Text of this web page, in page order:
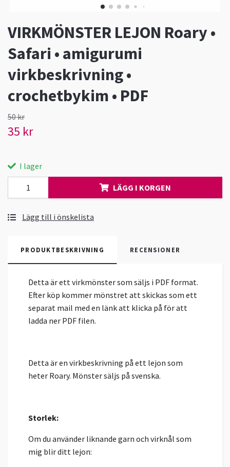
VIRKMÖNSTER LEJON Roary •
Safari • amigurumi
virkbeskrivning •
crochetbykim • PDF
50 kr
35 kr
I lager
LÄGG I KORGEN
Lägg till i önskelista
PRODUKTBESKRIVNING RECENSIONER
Detta är ett virkmönster som säljs i PDF format.
Efter köp kommer mönstret att skickas som ett
separat mail med en länk att klicka på för att
ladda ner PDF filen.
Detta är en virkbeskrivning på ett lejon som
heter Roary. Mönster säljs på svenska.
Storlek:
Om du använder liknande garn och virknål som
mig blir ditt lejon: